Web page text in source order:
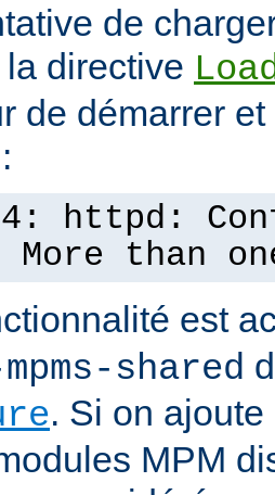
de
directive
de démarrer
httpd:
than
est
shared
. Si on
MPM